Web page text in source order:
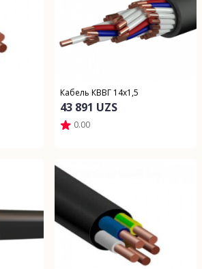
Кабель КВВГ 14х1,5
43 891 UZS
0.00